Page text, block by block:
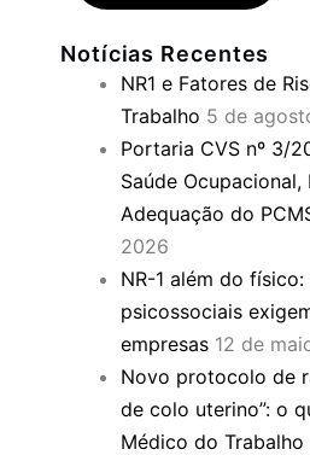
Notícias Recentes
NR1 e Fatores de
Trabalho 5 de
Portaria CVS nº 3/
Saúde
Adequação do
2026
NR-1 além do
psicossociais
empresas 12 de
Novo protocolo de
de colo uterino”: o
Médico do Trabalho